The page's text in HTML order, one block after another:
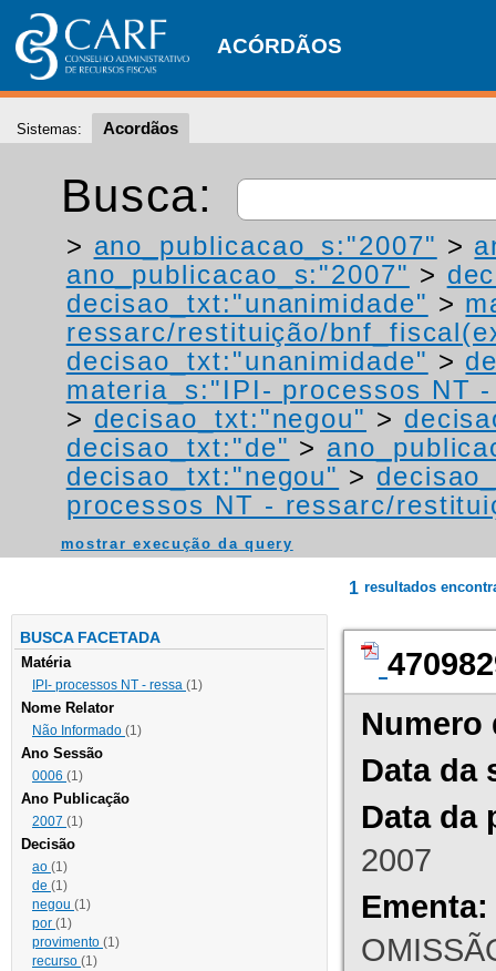
ACÓRDÃOS
Sistemas: Acordãos
Busca:
> ano_publicacao_s:"2007" >
ano_publicacao_s:"2007" >
decisao_txt:"unanimidade" >
ressarc/restituição/
decisao_txt:"unanimidade" >
materia_s:"IPI- processos NT
> decisao_txt:"negou" >
decisao_txt:"de" >
decisao_txt:"negou" >
processos NT - ressarc/
mostrar execução da query
BUSCA FACETADA
Matéria
IPI- processos NT - ressa (1)
Nome Relator
Não Informado (1)
Ano Sessão
0006 (1)
Ano Publicação
2007 (1)
Decisão
ao (1)
de (1)
negou (1)
por (1)
provimento (1)
recurso (1)
1 resultados
Numero
Data da
Data da
2007
Ementa: